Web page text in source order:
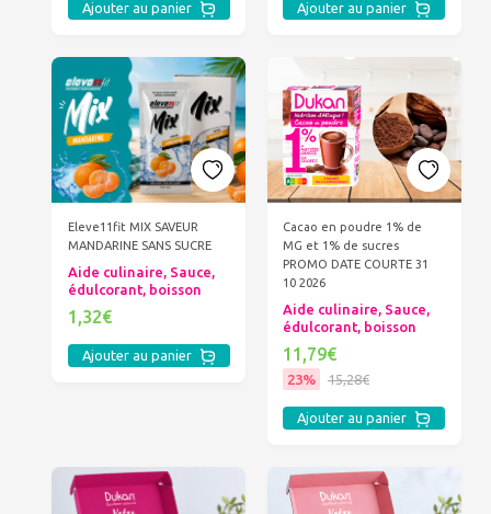
Ajouter au panier Ajouter au panier
Eleve11fit MIX SAVEUR
MANDARINE SANS SUCRE
Aide culinaire, Sauce,
édulcorant, boisson
1,32€
Ajouter au panier
Cacao en poudre 1% de
MG et 1% de sucres
PROMO DATE COURTE 31
10 2026
Aide culinaire, Sauce,
édulcorant, boisson
11,79€
23% 15,28€
Ajouter au panier